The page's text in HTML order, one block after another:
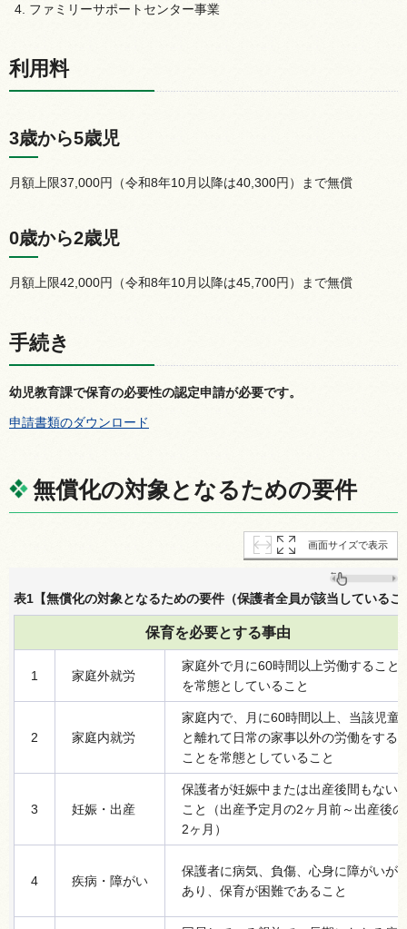
ファミリーサポートセンター事業
利用料
3歳から5歳児
月額上限37,000円（令和8年10月以降は40,300円）まで無償
0歳から2歳児
月額上限42,000円（令和8年10月以降は45,700円）まで無償
手続き
幼児教育課で保育の必要性の認定申請が必要です。
申請書類のダウンロード
無償化の対象となるための要件
画面サイズで表示
表1【無償化の対象となるための要件（保護者全員が該当しているこ
保育を必要とする事由
1 家庭外就労
家庭外で月に60時間以上労働すること
を常態としていること
2 家庭内就労
家庭内で、月に60時間以上、当該児童
と離れて日常の家事以外の労働をする
ことを常態としていること
3 妊娠・出産
保護者が妊娠中または出産後間もない
こと（出産予定月の2ヶ月前～出産後の
2ヶ月）
4 疾病・障がい
保護者に病気、負傷、心身に障がいが
あり、保育が困難であること